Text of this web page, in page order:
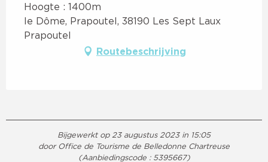
Hoogte : 1400m
le Dôme, Prapoutel, 38190 Les Sept Laux
Prapoutel
Routebeschrijving
Bijgewerkt op 23 augustus 2023 in 15:05
door Office de Tourisme de Belledonne Chartreuse
(Aanbiedingscode : 5395667)